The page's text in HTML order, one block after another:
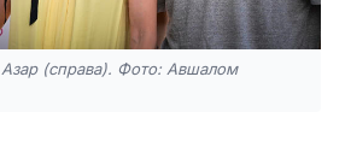
(справа). Фото: Авшалом